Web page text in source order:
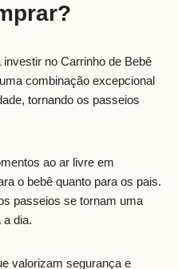
no Carrinho de Bebê
combinação excepcional
tornando os passeios
ao ar livre em
o bebê quanto para os pais.
passeios se tornam uma
a dia.
valorizam segurança e